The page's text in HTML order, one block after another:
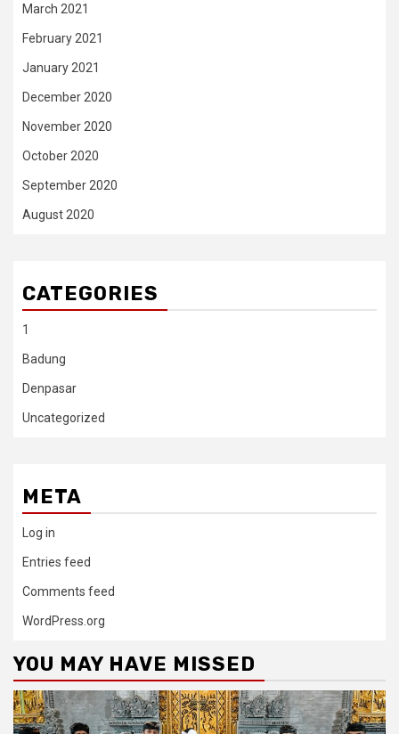
March 2021
February 2021
January 2021
December 2020
November 2020
October 2020
September 2020
August 2020
CATEGORIES
1
Badung
Denpasar
Uncategorized
META
Log in
Entries feed
Comments feed
WordPress.org
YOU MAY HAVE MISSED